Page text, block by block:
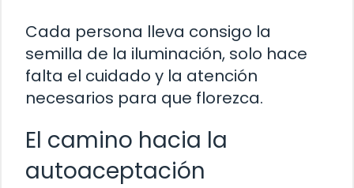
Cada persona lleva consigo la
semilla de la iluminación, solo hace
falta el cuidado y la atención
necesarios para que florezca.
El camino hacia la
autoaceptación